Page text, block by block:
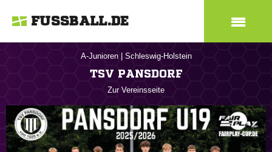
FUSSBALL.DE
A-Junioren Schleswig-Holstein
TSV PANSDORF
Zur Vereinsseite